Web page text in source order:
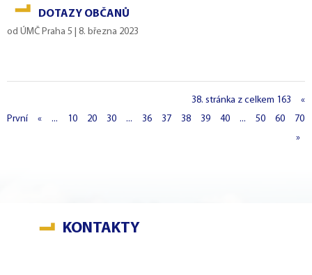
DOTAZY OBČANŮ
od ÚMČ Praha 5 8. března 2023
38. stránka z celkem 163
«
První
« ... 10 20 30 ... 36 37 38 39 40 ... 50 60
70
»
KONTAKTY